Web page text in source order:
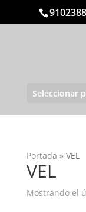
Seleccionar
Portada » VEL
VEL
Mostrando el